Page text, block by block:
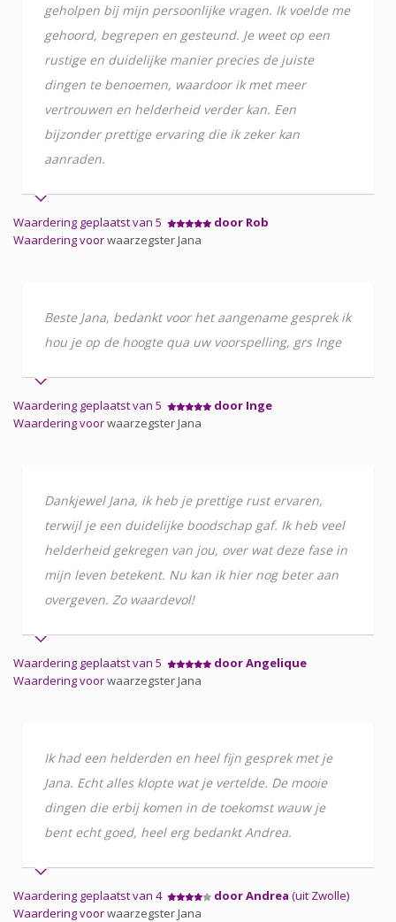
geholpen bij mijn persoonlijke vragen. Ik voelde me
gehoord, begrepen en gesteund. Je weet op een
rustige en duidelijke manier precies de juiste
dingen te benoemen, waardoor ik met meer
vertrouwen en helderheid verder kan. Een
bijzonder prettige ervaring die ik zeker kan
aanraden.
Waardering geplaatst van 5
door Rob
Waardering voorwaarzegster Jana
Beste Jana, bedankt voor het aangename gesprek ik
hou je op de hoogte qua uw voorspelling, grs Inge
Waardering geplaatst van 5
door Inge
Waardering voorwaarzegster Jana
Dankjewel Jana, ik heb je prettige rust ervaren,
terwijl je een duidelijke boodschap gaf. Ik heb veel
helderheid gekregen van jou, over wat deze fase in
mijn leven betekent. Nu kan ik hier nog beter aan
overgeven. Zo waardevol!
Waardering geplaatst van 5
door Angelique
Waardering voorwaarzegster Jana
Ik had een helderden en heel fijn gesprek met je
Jana. Echt alles klopte wat je vertelde. De mooie
dingen die erbij komen in de toekomst wauw je
bent echt goed, heel erg bedankt Andrea.
Waardering geplaatst van 4 door Andrea (uit Zwolle)
Waardering voorwaarzegster Jana